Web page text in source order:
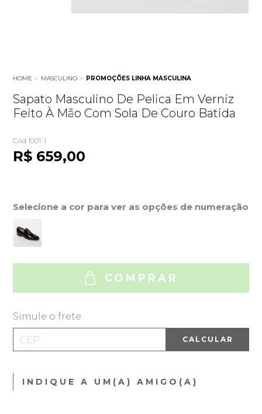
HOME » MASCULINO » PROMOÇÕES LINHA MASCULINA
Sapato Masculino De Pelica Em Verniz
Feito À Mão Com Sola De Couro Batida
Cód 1001-1
R$ 659,00
Selecione a cor para ver as opções de numeração
COMPRAR
Simule o frete
CALCULAR
INDIQUE A UM(A) AMIGO(A)